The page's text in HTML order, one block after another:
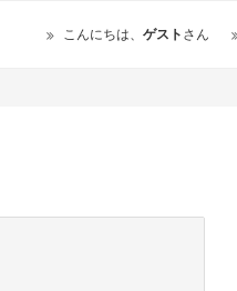
こんにちは、 ゲストさん